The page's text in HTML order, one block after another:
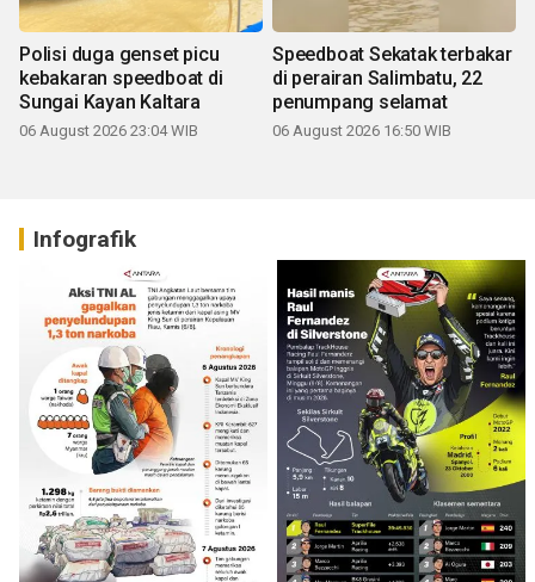
Polisi duga genset picu
kebakaran speedboat di
Sungai Kayan Kaltara
06 August 2026 23:04 WIB
Speedboat Sekatak terbakar
di perairan Salimbatu, 22
penumpang selamat
06 August 2026 16:50 WIB
Infografik